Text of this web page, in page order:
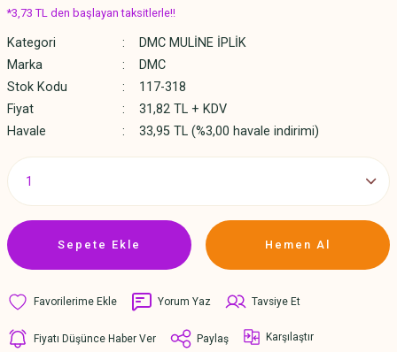
*3,73 TL den başlayan taksitlerle!!
Kategori
DMC MULİNE İPLİK
Marka
DMC
Stok Kodu
117-318
Fiyat
31,82 TL + KDV
Havale
33,95 TL (%3,00 havale indirimi)
Sepete Ekle Hemen Al
Yorum Yaz Tavsiye Et
Fiyatı Düşünce Haber Ver Paylaş Karşılaştır